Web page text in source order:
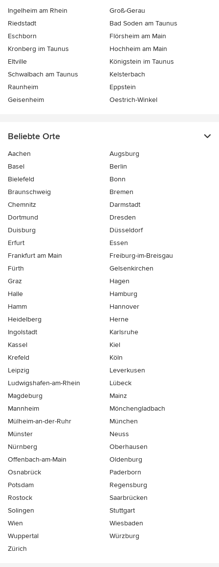
Ingelheim am Rhein
Groß-Gerau
Riedstadt
Bad Soden am Taunus
Eschborn
Flörsheim am Main
Kronberg im Taunus
Hochheim am Main
Eltville
Königstein im Taunus
Schwalbach am Taunus
Kelsterbach
Raunheim
Eppstein
Geisenheim
Oestrich-Winkel
Beliebte Orte
Aachen
Augsburg
Basel
Berlin
Bielefeld
Bonn
Braunschweig
Bremen
Chemnitz
Darmstadt
Dortmund
Dresden
Duisburg
Düsseldorf
Erfurt
Essen
Frankfurt am Main
Freiburg-im-Breisgau
Fürth
Gelsenkirchen
Graz
Hagen
Halle
Hamburg
Hamm
Hannover
Heidelberg
Herne
Ingolstadt
Karlsruhe
Kassel
Kiel
Krefeld
Köln
Leipzig
Leverkusen
Ludwigshafen-am-Rhein
Lübeck
Magdeburg
Mainz
Mannheim
Mönchen­gladbach
Mülheim-an-der-Ruhr
München
Münster
Neuss
Nürnberg
Oberhausen
Offenbach-am-Main
Oldenburg
Osnabrück
Paderborn
Potsdam
Regensburg
Rostock
Saarbrücken
Solingen
Stuttgart
Wien
Wiesbaden
Wuppertal
Würzburg
Zürich